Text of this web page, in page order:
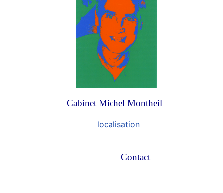
Cabinet Michel Montheil
localisation
Contact